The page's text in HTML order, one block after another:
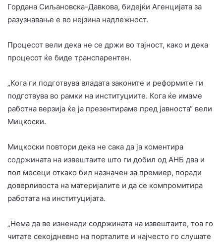
Гордана Сиљановска-Давкова, бидејќи Агенцијата за
разузнавање е во нејзина надлежност.
Процесот вели дека не се држи во тајност, како и дека
процесот ќе биде транспарентен.
„Кога ги подготвува владата законите и реформите ги
подготвува во рамки на институциите. Кога ќе имаме
работна верзија ќе ја презентираме пред јавноста“ вели
Мицкоски.
Мицкоски повтори дека не сака да ја коментира
содржината на извештаите што ги добил од АНБ два и
пол месеци откако бил назначен за премиер, поради
доверливоста на материјалите и да се компромитира
работата на институцијата.
„Нема да ве изненади содржината на извештаите, тоа го
читате секојдневно на порталите и најчесто го слушате